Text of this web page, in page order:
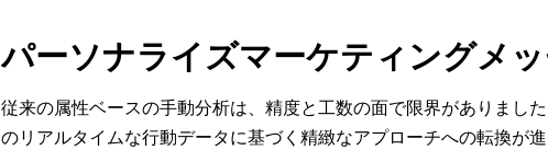
パーソナライズマーケティングメ
従来の属性ベースの手動分析は、精度と工数の面で限界がありまし
のリアルタイムな行動データに基づく精緻なアプローチへの転換が